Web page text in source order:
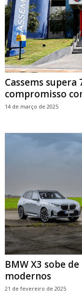
Cassems
compromisso
14 de março de 2025
BMW X3 sobe
modernos
21 de fevereiro de 2025